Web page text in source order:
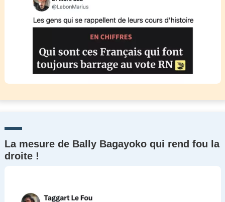
La mesure de Bally Bagayoko qui rend fou la
droite !